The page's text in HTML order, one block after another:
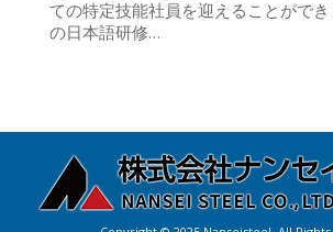
ての特定技能社員を迎えることがで
の日本語研修…